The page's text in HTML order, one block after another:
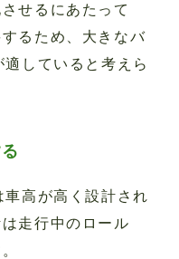
せるにあたって
るため、大きなバ
していると考えら
高が高く設計され
走行中のロール